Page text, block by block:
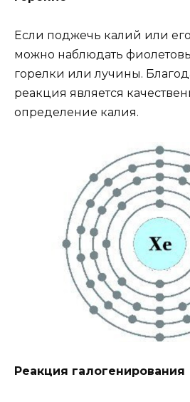
Если поджечь калий или
можно наблюдать
горелки или лучины.
реакция является
определение калия.
Реакция галогенирования